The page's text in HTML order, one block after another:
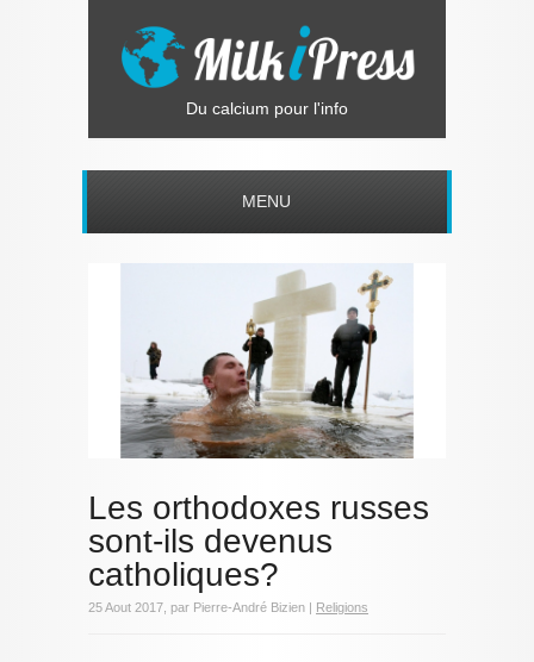
Du calcium pour l'info
MENU
Les orthodoxes russes
sont-ils devenus
catholiques?
25 Aout 2017, par Pierre-André Bizien | Religions